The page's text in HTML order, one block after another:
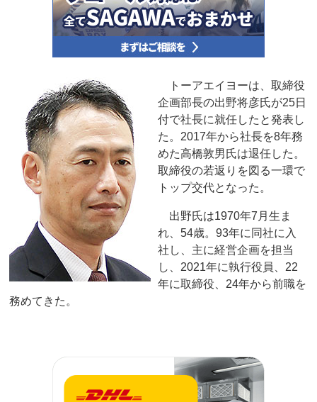
トーアエイヨーは、取締役
企画部長の出野将彦氏が25日
付で社長に就任したと発表し
た。2017年から社長を8年務
めた高橋敦男氏は退任した。
取締役の若返りを図る一環で
トップ交代となった。
出野氏は1970年7月生ま
れ、54歳。93年に同社に入
社し、主に経営企画を担当
し、2021年に執行役員、22
年に取締役、24年から前職を
務めてきた。